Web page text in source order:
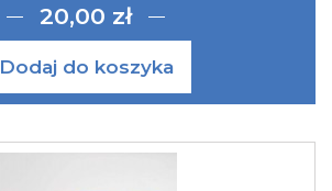
20,00 zł
Dodaj do koszyka